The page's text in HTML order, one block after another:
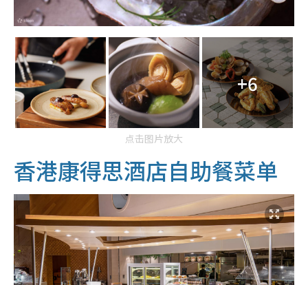
+6
点击图片放大
香港康得思酒店自助餐菜单